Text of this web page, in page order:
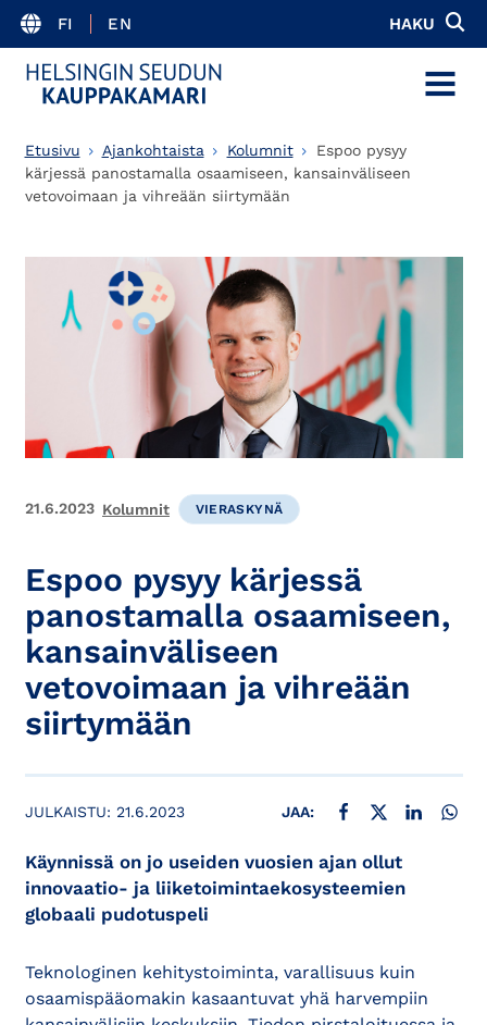
FI EN HAKU
MENU
Etusivu Ajankohtaista Kolumnit
Espoo pysyy
kärjessä panostamalla osaamiseen, kansainväliseen
vetovoimaan ja vihreään siirtymään
21.6.2023 Kolumnit VIERASKYNÄ
Espoo pysyy kärjessä
panostamalla osaamiseen,
kansainväliseen
vetovoimaan ja vihreään
siirtymään
JULKAISTU: 21.6.2023 JAA: JAA FACEBOOKISSA
JAA X:SSÄ JAA
Käynnissä on jo useiden vuosien ajan ollut
innovaatio- ja liiketoimintaekosysteemien
globaali pudotuspeli
Teknologinen kehitystoiminta, varallisuus kuin
osaamispääomakin kasaantuvat yhä harvempiin